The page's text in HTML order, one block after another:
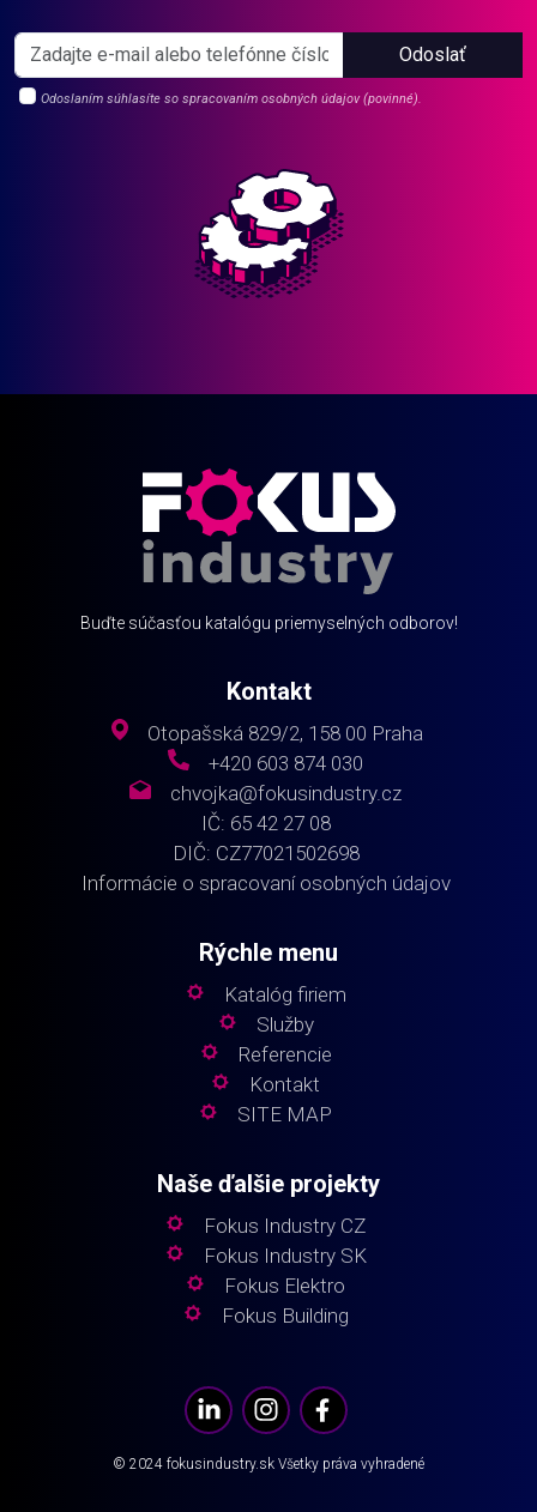
Odoslať
Odoslaním súhlasíte so spracovaním osobných údajov (povinné).
Buďte súčasťou katalógu priemyselných odborov!
Kontakt
Otopašská 829/2, 158 00 Praha
+420 603 874 030
chvojka@fokusindustry.cz
IČ: 65 42 27 08
DIČ: CZ77021502698
Informácie o spracovaní osobných údajov
Rýchle menu
Katalóg firiem
Služby
Referencie
Kontakt
SITE MAP
Naše ďalšie projekty
Fokus Industry CZ
Fokus Industry SK
Fokus Elektro
Fokus Building
© 2024 fokusindustry.sk Všetky práva vyhradené